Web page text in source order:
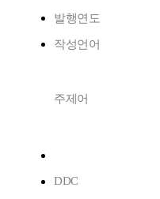
발행연도
작성언어
주제어
DDC